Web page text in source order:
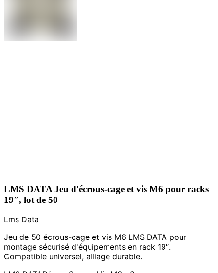
LMS DATA Jeu d'écrous-cage et vis M6 pour racks
19″, lot de 50
Lms Data
Jeu de 50 écrous-cage et vis M6 LMS DATA pour
montage sécurisé d'équipements en rack 19″.
Compatible universel, alliage durable.